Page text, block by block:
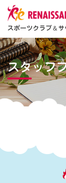
スポーツクラブ＆
スタッフ